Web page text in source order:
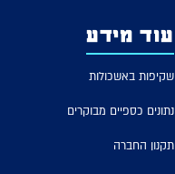
עוד מידע
שקיפות באשכולות
נתונים כספיים מבוקרים
תקנון החברה